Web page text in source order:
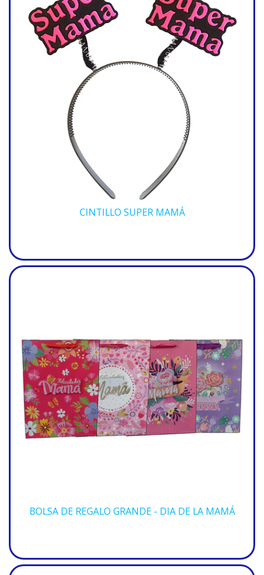
CINTILLO SUPER MAMÁ
BOLSA DE REGALO GRANDE - DIA DE LA MAMÁ